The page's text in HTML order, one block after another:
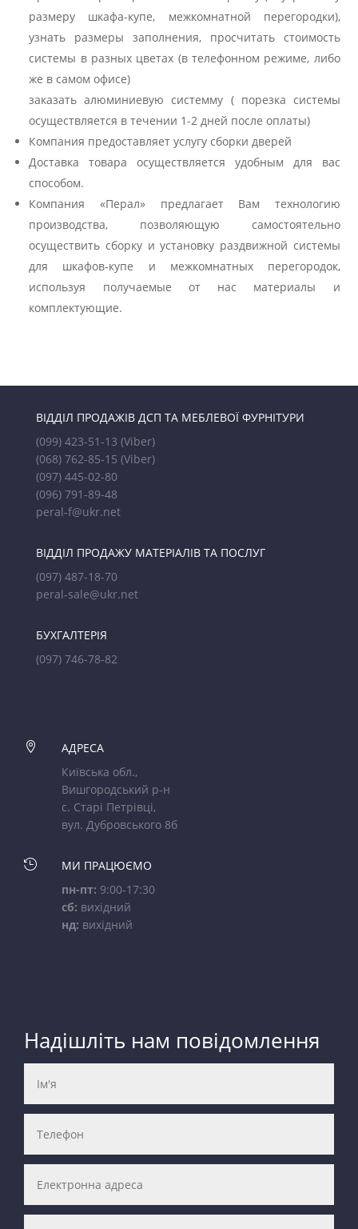
размеру шкафа-купе, межкомнатной перегородки),
узнать размеры заполнения, просчитать стоимость
системы в разных цветах (в телефонном режиме, либо
же в самом офисе)
заказать алюминиевую системму ( порезка системы
осуществляется в течении 1-2 дней после оплаты)
Компания предоставляет услугу сборки дверей
Доставка товара осуществляется удобным для вас
способом.
Компания «Перал» предлагает Вам технологию
производства, позволяющую самостоятельно
осуществить сборку и установку раздвижной системы
для шкафов-купе и межкомнатных перегородок,
используя получаемые от нас материалы и
комплектующие.
ВІДДІЛ ПРОДАЖІВ ДСП ТА МЕБЛЕВОЇ ФУРНІТУРИ
(099) 423-51-13 (Viber)
(068) 762-85-15 (Viber)
(097) 445-02-80
(096) 791-89-48
peral-f@ukr.net
ВІДДІЛ ПРОДАЖУ МАТЕРІАЛІВ ТА ПОСЛУГ
(097) 487-18-70
peral-sale@ukr.net
БУХГАЛТЕРІЯ
(097) 746-78-82

АДРЕСА
Київська обл.,
Вишгородський р-н
с. Старі Петрівці,
вул. Дубровського 8б

МИ ПРАЦЮЄМО
пн-пт: 9:00-17:30
сб: вихідний
нд: вихідний
Надішліть нам повідомлення